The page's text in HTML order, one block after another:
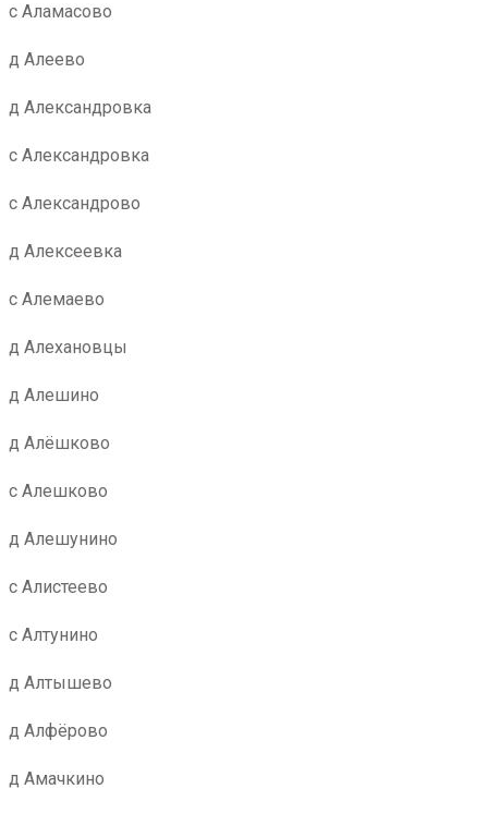
с Аламасово
д Алеево
д Александровка
с Александровка
с Александрово
д Алексеевка
с Алемаево
д Алехановцы
д Алешино
д Алёшково
с Алешково
д Алешунино
с Алистеево
с Алтунино
д Алтышево
д Алфёрово
д Амачкино